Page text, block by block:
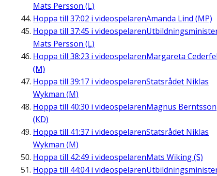
Mats Persson (L)
Hoppa till 37:02 i videospelarenAmanda Lind (MP)
Hoppa till 37:45 i videospelaren
Mats Persson (L)
Hoppa till 38:23 i videospelarenMargareta
(M)
Hoppa till 39:17 i videospelarenStatsrådet Niklas
Wykman (M)
Hoppa till 40:30 i videospelarenMagnus Berntsson
(KD)
Hoppa till 41:37 i videospelarenStatsrådet Niklas
Wykman (M)
Hoppa till 42:49 i videospelarenMats Wiking (S)
Hoppa till 44:04i videospelaren